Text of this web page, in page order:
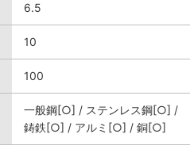
6.5
10
100
一般鋼[○] / ステンレス鋼[○] /
鋳鉄[○] / アルミ[○] / 銅[○]